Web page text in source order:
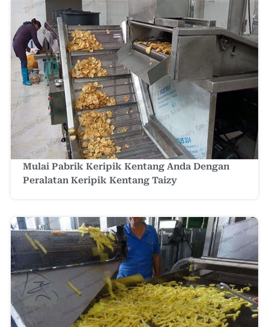
Mulai Pabrik Keripik Kentang Anda Dengan
Peralatan Keripik Kentang Taizy